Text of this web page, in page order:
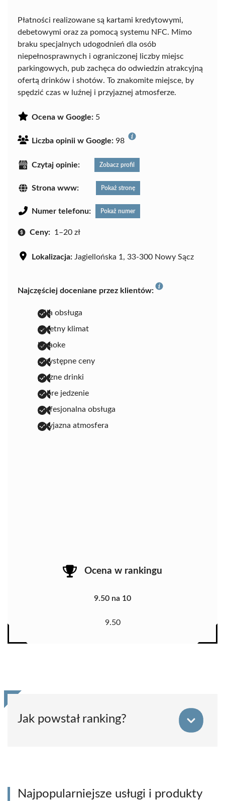
Płatności realizowane są kartami kredytowymi,
debetowymi oraz za pomocą systemu NFC. Mimo
braku specjalnych udogodnień dla osób
niepełnosprawnych i ograniczonej liczby miejsc
parkingowych, pub zachęca do odwiedzin atrakcyjną
ofertą drinków i shotów. To znakomite miejsce, by
spędzić czas w luźnej i przyjaznej atmosferze.
Ocena w Google: 5
Liczba opinii w Google: 98
Czytaj opinie: Zobacz profil
Strona www: Pokaż stronę
Numer telefonu: Pokaż numer
Ceny: 1–20 zł
Lokalizacja: Jagiellońska 1, 33-300 Nowy Sącz
Najczęściej doceniane przez klientów:
miła obsługa
świetny klimat
karaoke
przystępne ceny
pyszne drinki
dobre jedzenie
profesjonalna obsługa
przyjazna atmosfera
Ocena w rankingu
9.50 na 10
9.50
Jak powstał ranking?
Najpopularniejsze usługi i produkty